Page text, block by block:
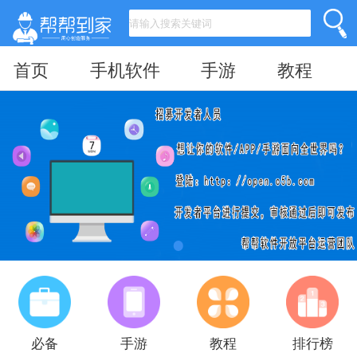
首页 手机软件 手游 教程
必备 手游 教程 排行榜